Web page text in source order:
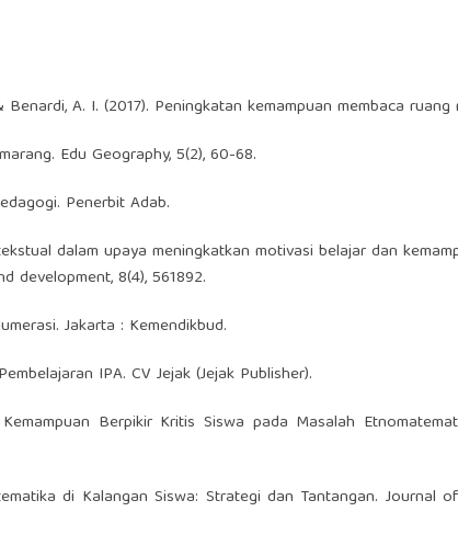
A. I. (2017). Peningkatan kemampuan membaca ruang
Edu Geography, 5(2), 60-68.
Penerbit Adab.
dalam upaya meningkatkan motivasi belajar dan
development, 8(4), 561892.
Jakarta : Kemendikbud.
IPA. CV Jejak (Jejak Publisher).
Berpikir Kritis Siswa pada Masalah
di Kalangan Siswa: Strategi dan Tantangan. Journal